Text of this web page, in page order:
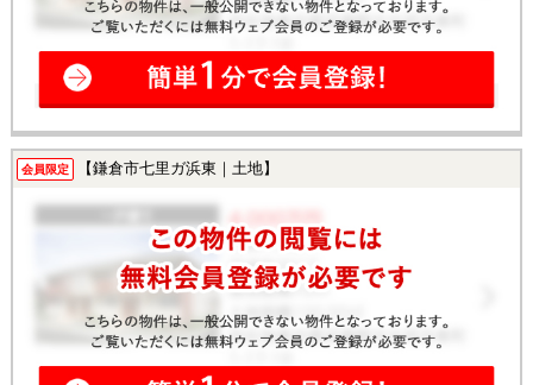
会員限定 【鎌倉市七里ガ浜東｜土地】